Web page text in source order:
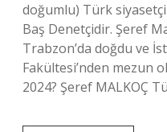
doğumlu) Türk siyasetçi
Baş Denetçidir. Şeref
Trabzon’da doğdu ve
Fakültesi’nden mezun
2024? Şeref MALKOÇ